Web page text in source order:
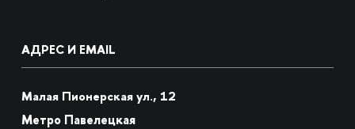
АДРЕС И EMAIL
Малая Пионерская ул., 12
Метро Павелецкая